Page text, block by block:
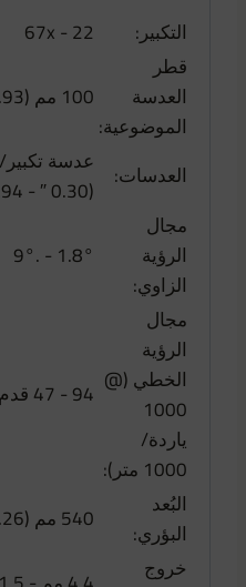
التكبير:
22 - 67x
قطر
العدسة
الموضوعية:
100 مم (3.93 ″)
العدسات:
(0.30 ″ - 0.94″)
مجال
الرؤية
الزاوي:
1.8° - .9°
مجال
الرؤية
الخطي (@
1000
ياردة/
1000 متر):
94 - 47 قدم (31 - 16 م)
البُعد
البؤري:
540 مم (21.26 بوصة)
خروج